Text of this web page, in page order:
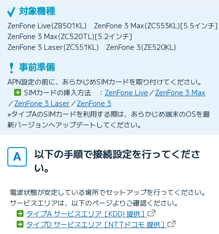
ZenFone Live(ZB501KL)
ZenFone 3 Max(ZC553KL)[5.5インチ]
ZenFone 3 Max(ZC520TL)[5.2インチ]
ZenFone 3 Laser(ZC551KL)
ZenFone 3(ZE520KL)
APN設定の前に、あらかじめSIMカードを取り付けてください。
SIMカードの挿入方法 ： ZenFone Live／ZenFone 3 Max
／ZenFone 3 Laser／ZenFone 3
※タイプAのSIMカードを利用する際は、あらかじめ端末のOSを最
新バージョンへアップデートしてください。
以下の手順で接続設定を行ってくださ
い。
電波状態が安定している場所でセットアップを行ってください。
サービスエリアは、以下のページよりご確認ください。
タイプA サービスエリア［KDDI 提供］
タイプD サービスエリア［NTTドコモ 提供］